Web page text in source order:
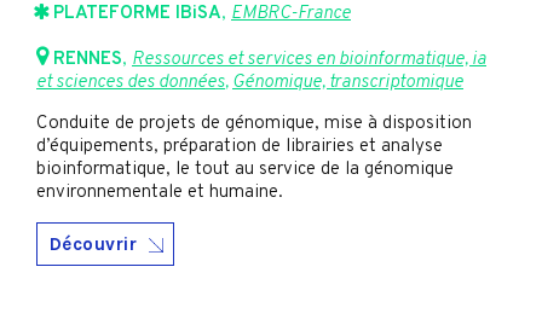
PLATEFORME IBiSA, EMBRC-France
RENNES, Ressources et services en bioinformatique, ia
et sciences des données, Génomique, transcriptomique
Conduite de projets de génomique, mise à disposition
d’équipements, préparation de librairies et analyse
bioinformatique, le tout au service de la génomique
environnementale et humaine.
Découvrir